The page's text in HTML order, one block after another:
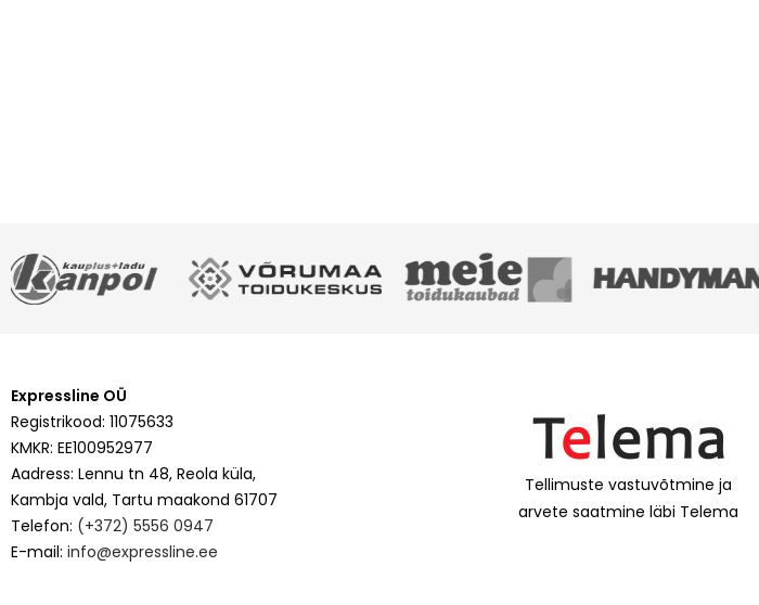
Expressline OÜ
Registrikood: 11075633
KMKR: EE100952977
Aadress: Lennu tn 48, Reola küla,
Kambja vald, Tartu maakond 61707
Telefon: (+372) 5556 0947
E-mail: info@expressline.ee
Tellimuste vastuvõtmine ja
arvete saatmine läbi Telema